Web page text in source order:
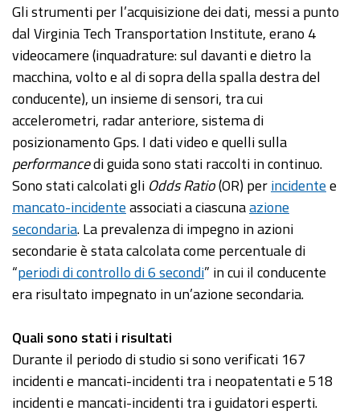
Gli strumenti per l’acquisizione dei dati, messi a punto
dal Virginia Tech Transportation Institute, erano 4
videocamere (inquadrature: sul davanti e dietro la
macchina, volto e al di sopra della spalla destra del
conducente), un insieme di sensori, tra cui
accelerometri, radar anteriore, sistema di
posizionamento Gps. I dati video e quelli sulla
performancedi guida sono stati raccolti in continuo.
Sono stati calcolati gli Odds Ratio(OR) perincidentee
mancato-incidenteassociati a ciascunaazione
secondaria. La prevalenza di impegno in azioni
secondarie è stata calcolata come percentuale di
“periodi di controllo di 6 secondi” in cui il conducente
era risultato impegnato in un’azione secondaria.
Quali sono stati i risultati
Durante il periodo di studio si sono verificati 167
incidenti e mancati-incidenti tra i neopatentati e 518
incidenti e mancati-incidenti tra i guidatori esperti.